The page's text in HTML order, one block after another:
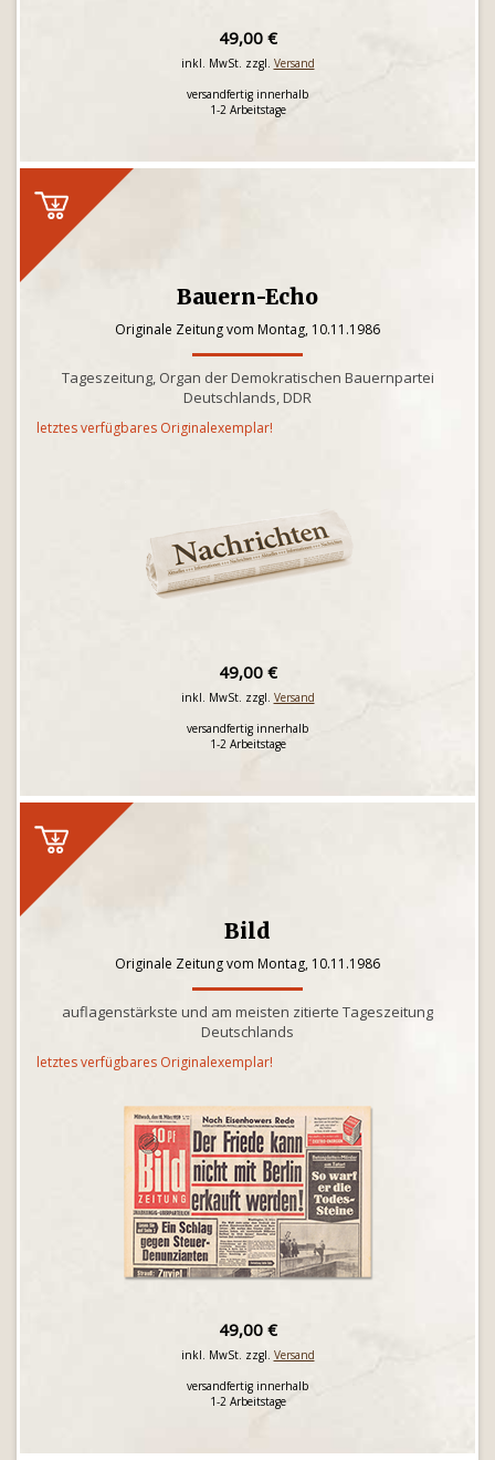
49,00 €
inkl. MwSt. zzgl. Versand
versandfertig innerhalb
1-2 Arbeitstage
Bauern-Echo
Originale Zeitung vom Montag, 10.11.1986
Tageszeitung, Organ der Demokratischen Bauernpartei
Deutschlands, DDR
letztes verfügbares Originalexemplar!
49,00 €
inkl. MwSt. zzgl. Versand
versandfertig innerhalb
1-2 Arbeitstage
Bild
Originale Zeitung vom Montag, 10.11.1986
auflagenstärkste und am meisten zitierte Tageszeitung
Deutschlands
letztes verfügbares Originalexemplar!
49,00 €
inkl. MwSt. zzgl. Versand
versandfertig innerhalb
1-2 Arbeitstage